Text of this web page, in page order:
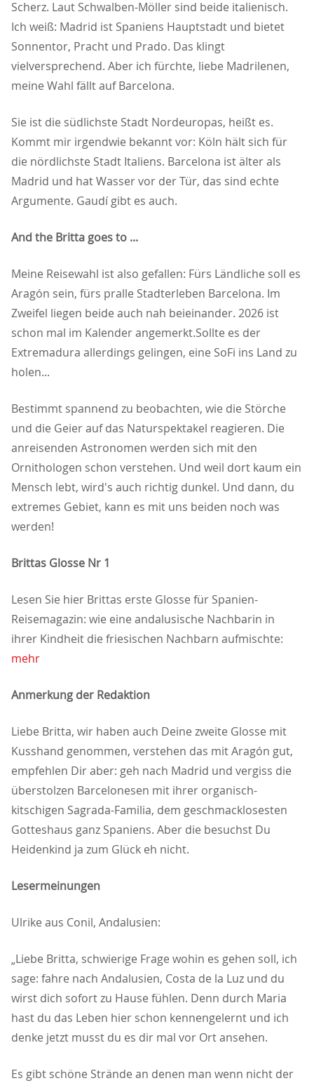
Scherz. Laut Schwalben-Möller sind beide italienisch.
Ich weiß: Madrid ist Spaniens Hauptstadt und bietet
Sonnentor, Pracht und Prado. Das klingt
vielversprechend. Aber ich fürchte, liebe Madrilenen,
meine Wahl fällt auf Barcelona.
Sie ist die südlichste Stadt Nordeuropas, heißt es.
Kommt mir irgendwie bekannt vor: Köln hält sich für
die nördlichste Stadt Italiens. Barcelona ist älter als
Madrid und hat Wasser vor der Tür, das sind echte
Argumente. Gaudí gibt es auch.
And the Britta goes to ...
Meine Reisewahl ist also gefallen: Fürs Ländliche soll es
Aragón sein, fürs pralle Stadterleben Barcelona. Im
Zweifel liegen beide auch nah beieinander. 2026 ist
schon mal im Kalender angemerkt.Sollte es der
Extremadura allerdings gelingen, eine SoFi ins Land zu
holen...
Bestimmt spannend zu beobachten, wie die Störche
und die Geier auf das Naturspektakel reagieren. Die
anreisenden Astronomen werden sich mit den
Ornithologen schon verstehen. Und weil dort kaum ein
Mensch lebt, wird's auch richtig dunkel. Und dann, du
extremes Gebiet, kann es mit uns beiden noch was
werden!
Brittas Glosse Nr 1
Lesen Sie hier Brittas erste Glosse für Spanien-
Reisemagazin: wie eine andalusische Nachbarin in
ihrer Kindheit die friesischen Nachbarn aufmischte:
mehr
Anmerkung der Redaktion
Liebe Britta, wir haben auch Deine zweite Glosse mit
Kusshand genommen, verstehen das mit Aragón gut,
empfehlen Dir aber: geh nach Madrid und vergiss die
überstolzen Barcelonesen mit ihrer organisch-
kitschigen Sagrada-Familia, dem geschmacklosesten
Gotteshaus ganz Spaniens. Aber die besuchst Du
Heidenkind ja zum Glück eh nicht.
Lesermeinungen
Ulrike aus Conil, Andalusien:
Liebe Britta, schwierige Frage wohin es gehen soll, ich
sage: fahre nach Andalusien, Costa de la Luz und du
wirst dich sofort zu Hause fühlen. Denn durch Maria
hast du das Leben hier schon kennengelernt und ich
denke jetzt musst du es dir mal vor Ort ansehen.
Es gibt schöne Strände an denen man wenn nicht der